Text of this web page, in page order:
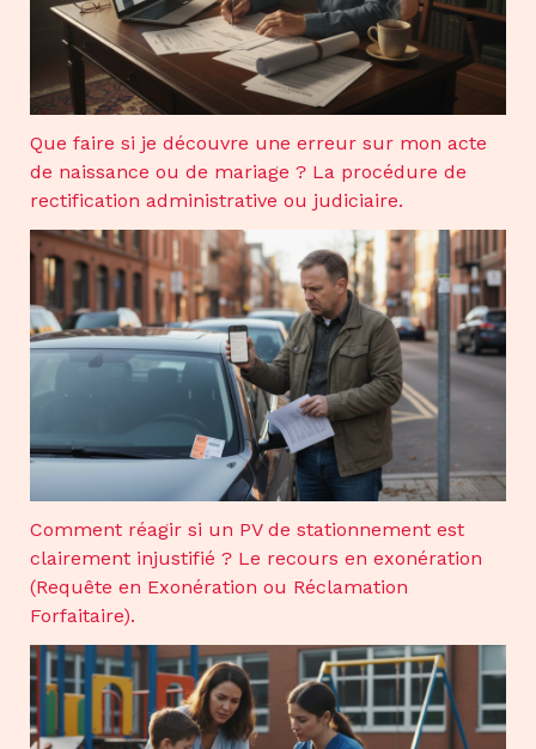
Que faire si je découvre une erreur sur mon acte
de naissance ou de mariage ? La procédure de
rectification administrative ou judiciaire.
Comment réagir si un PV de stationnement est
clairement injustifié ? Le recours en exonération
(Requête en Exonération ou Réclamation
Forfaitaire).